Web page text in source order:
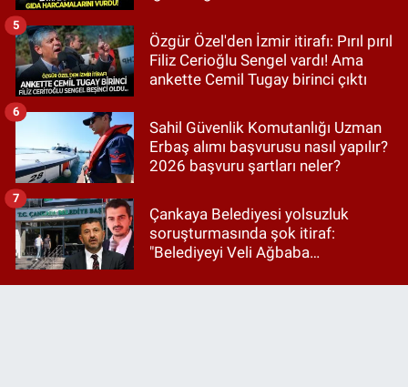
Özgür Özel'den İzmir itirafı: Pırıl pırıl
Filiz Cerioğlu Sengel vardı! Ama
ankette Cemil Tugay birinci çıktı
5
Sahil Güvenlik Komutanlığı Uzman
Erbaş alımı başvurusu nasıl yapılır?
2026 başvuru şartları neler?
6
Çankaya Belediyesi yolsuzluk
soruşturmasında şok itiraf:
"Belediyeyi Veli Ağbaba
7